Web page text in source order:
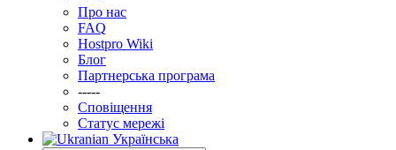
Про нас
FAQ
Hostpro Wiki
Блог
Партнерська програма
-----
Сповіщення
Статус мережі
Українська